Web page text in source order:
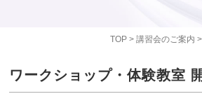
TOP> 講習会のご案内
ワークショップ・体験教室